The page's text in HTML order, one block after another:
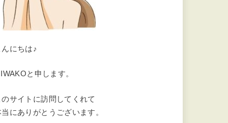
んにちは♪
と申します。
のサイトに訪問してくれて
当にありがとうございます。